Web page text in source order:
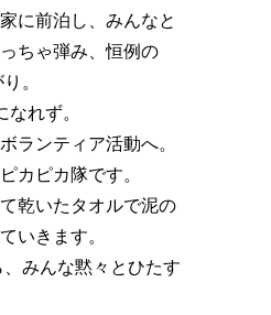
に前泊し、みんなと
ちゃ弾み、恒例の
。
れず。
ランティア活動へ。
カピカ隊です。
乾いたタオルで泥の
いきます。
みんな黙々とひたす